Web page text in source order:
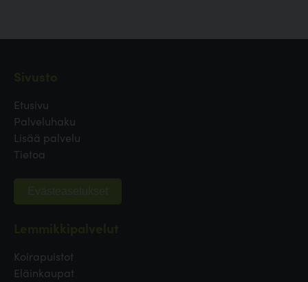
Etusivu
Palveluhaku
Lisää palvelu
Tietoa
Evästeasetukset
Koirapuistot
Eläinkaupat